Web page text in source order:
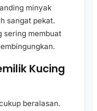
minyak
sangat pekat.
sering membuat
Kucing
beralasan.